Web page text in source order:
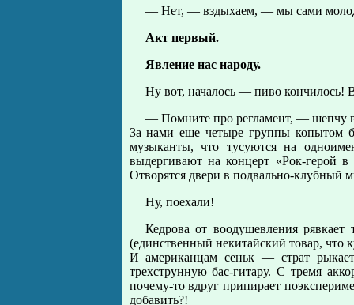
— Нет, — вздыхаем, — мы сами
Акт первый.
Явление нас народу.
Ну вот, началось — пиво кончилось!
— Помните про регламент, — шепчу
За нами еще четыре группы копытом
музыканты, что тусуются на
выдергивают на концерт «Рок-герой
Отворятся двери в подвально-клубный
Ну, поехали!
Кедрова от воодушевления
(единственный некитайский товар,
И американцам сеньк — страт
трехструнную бас-гитару. С тремя
почему-то вдруг припирает
добавить?!